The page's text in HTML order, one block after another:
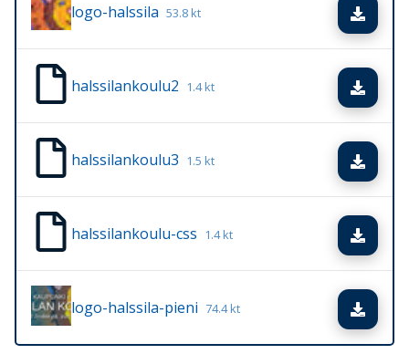
logo-halssila 53.8 kt
halssilankoulu2 1.4 kt
halssilankoulu3 1.5 kt
halssilankoulu-css 1.4 kt
logo-halssila-pieni 74.4 kt